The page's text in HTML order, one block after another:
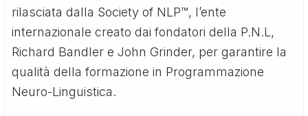
rilasciata dalla Society of NLP™, l’ente
internazionale creato dai fondatori della P.N.L,
Richard Bandler e John Grinder, per garantire la
qualità della formazione in Programmazione
Neuro-Linguistica.